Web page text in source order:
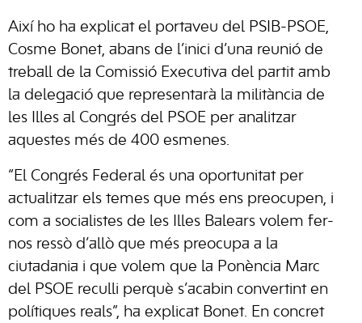
Així ho ha explicat el portaveu del PSIB-PSOE,
Cosme Bonet, abans de l’inici d’una reunió de
treball de la Comissió Executiva del partit amb
la delegació que representarà la militància de
les Illes al Congrés del PSOE per analitzar
aquestes més de 400 esmenes.
“El Congrés Federal és una oportunitat per
actualitzar els temes que més ens preocupen, i
com a socialistes de les Illes Balears volem fer-
nos ressò d’allò que més preocupa a la
ciutadania i que volem que la Ponència Marc
del PSOE reculli perquè s’acabin convertint en
polítiques reals”, ha explicat Bonet. En concret